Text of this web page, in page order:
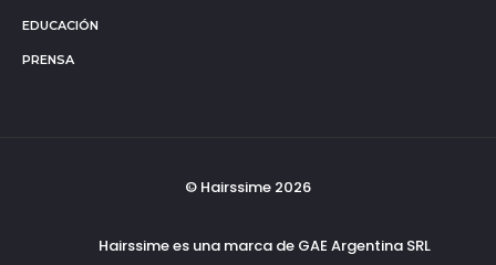
EDUCACIÓN
PRENSA
© Hairssime 2026
Hairssime es una marca de GAE Argentina SRL